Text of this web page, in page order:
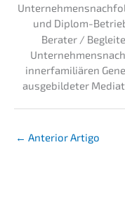
und Diplom-
Berater /
inner­fa­mi­liä­ren
ausge­bil­de­ter
← Anterior Artigo